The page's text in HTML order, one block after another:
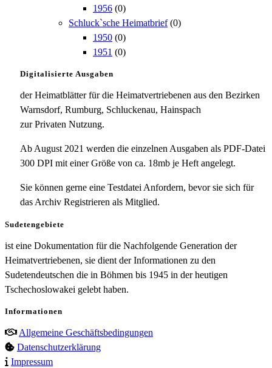
1956 (0)
Schluck`sche Heimatbrief (0)
1950 (0)
1951 (0)
Digitalisierte Ausgaben
der Heimatblätter für die Heimatvertriebenen aus den Bezirken
Warnsdorf, Rumburg, Schluckenau, Hainspach
zur Privaten Nutzung.
Ab August 2021 werden die einzelnen Ausgaben als PDF-Datei
300 DPI mit einer Größe von ca. 18mb je Heft angelegt.
Sie können gerne eine Testdatei Anfordern, bevor sie sich für
das Archiv Registrieren als Mitglied.
Sudetengebiete
ist eine Dokumentation für die Nachfolgende Generation der
Heimatvertriebenen, sie dient der Informationen zu den
Sudetendeutschen die in Böhmen bis 1945 in der heutigen
Tschechoslowakei gelebt haben.
Informationen
Allgemeine Geschäftsbedingungen
Datenschutzerklärung
Impressum